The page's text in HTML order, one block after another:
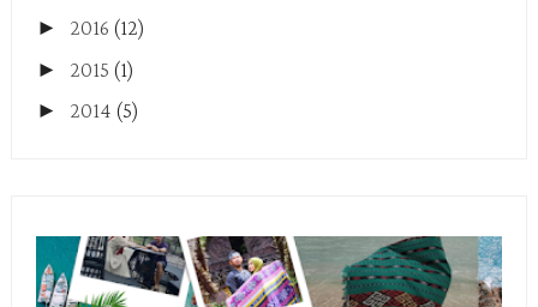
► 2016 (12)
► 2015 (1)
► 2014 (5)